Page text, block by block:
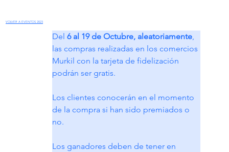
VOLVER A EVENTOS 2023
Del 6 al 19 de Octubre, aleatoriamente,
las compras realizadas en los comercios
Murkil con la tarjeta de fidelización
podrán ser gratis.
Los clientes conocerán en el momento
de la compra si han sido premiados o
no.
Los ganadores deben de tener en